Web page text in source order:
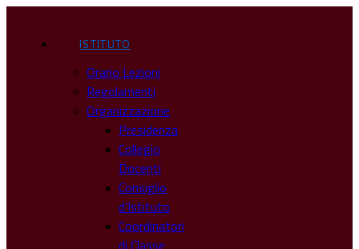
ISTITUTO
Orario Lezioni
Regolamenti
Organizzazione
Presidenza
Collegio
Docenti
Consiglio
d’Istituto
Coordinatori
di Classe